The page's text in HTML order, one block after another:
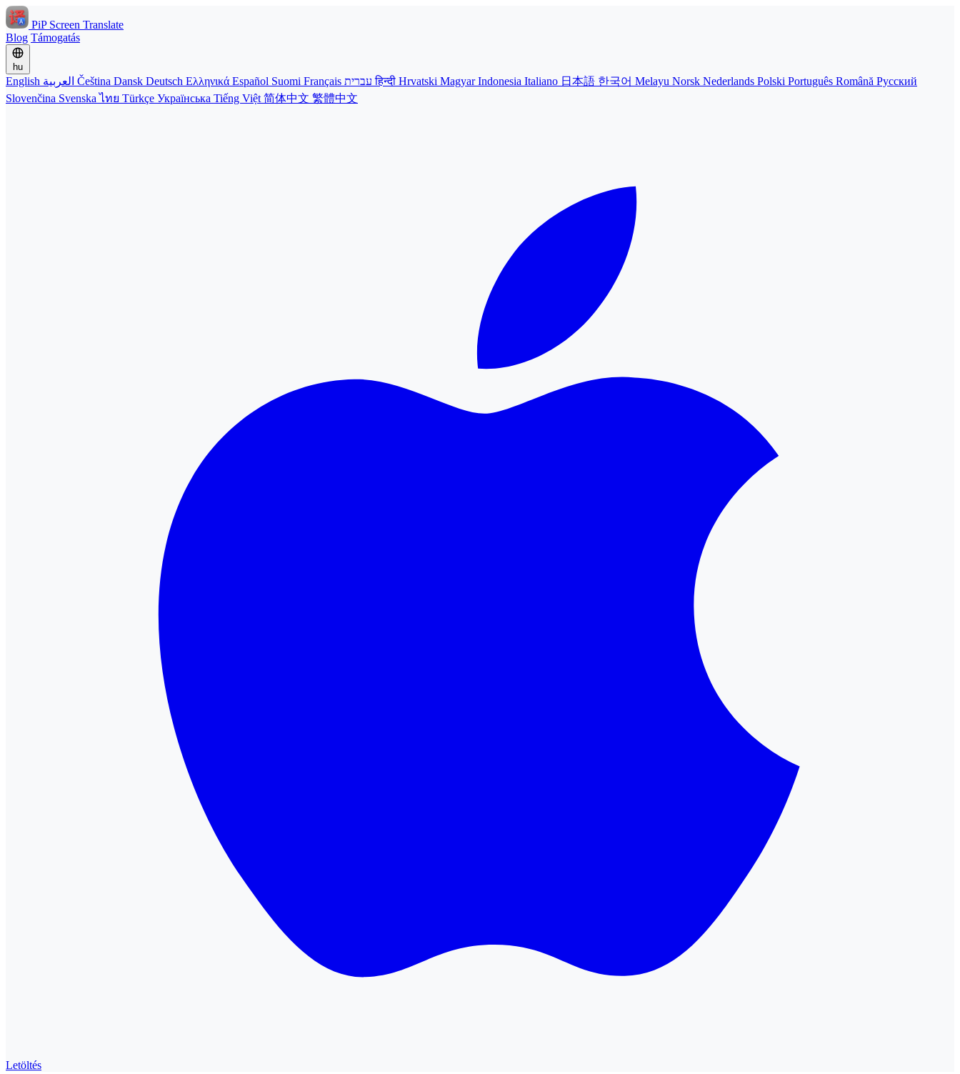
PiP Screen Translate
Blog Támogatás
hu
English Čeština Dansk Deutsch Ελληνικά Español Suomi Français עבריתहिन्दी Hrvatski MagyarIndonesia Italiano 日本語 한국어 Melayu Norsk Nederlands Polski Português Română Русский
Slovenčina Svenskaไทย Türkçe Українська Tiếng Việt 简体中文 繁體中文
Letöltés